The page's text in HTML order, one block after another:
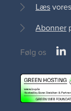
Læs
Abonner
Social
Følg os